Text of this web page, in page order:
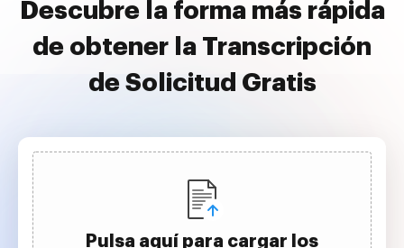
Descubre la forma más rápida
de obtener la Transcripción
de Solicitud Gratis
Pulsa aquí para cargar los